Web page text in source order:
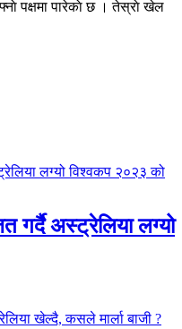
पक्षमा पारेकाे छ । तेस्राे खेल
गर्दै अस्ट्रेलिया लग्यो